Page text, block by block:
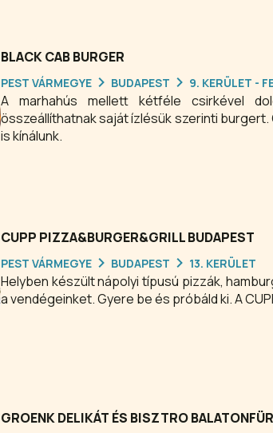
BLACK CAB BURGER
PEST VÁRMEGYE BUDAPEST 9. KERÜLET -
A marhahús mellett kétféle csirkével
összeállíthatnak saját ízlésük szerinti burgert. Giga Double Decker szendvicset és más finomságokat
is kínálunk.
CUPP PIZZA&BURGER&GRILL BUDAPEST
PEST VÁRMEGYE BUDAPEST 13. KERÜLET
Helyben készült nápolyi típusú pizzák,
a vendégeinket. Gyere be és próbáld ki. A
GROENK DELIKÁT ÉS BISZTRO